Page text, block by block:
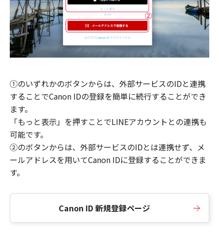
①のいずれかのボタンからは、外部サービスのIDと連携
することでCanon IDの登録を簡単に続行することができ
ます。
「もっと表示」を押すことでLINEアカウントとの連携も
可能です。
②のボタンからは、外部サービスのIDとは連携せず、メ
ールアドレスを用いてCanon IDに登録することができま
す。
Canon ID 新規登録ページ